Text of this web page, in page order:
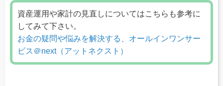
資産運用や家計の見直しについてはこちらも参考に
してみて下さい。
お金の疑問や悩みを解決する、オールインワンサー
ビス＠next（アットネクスト）